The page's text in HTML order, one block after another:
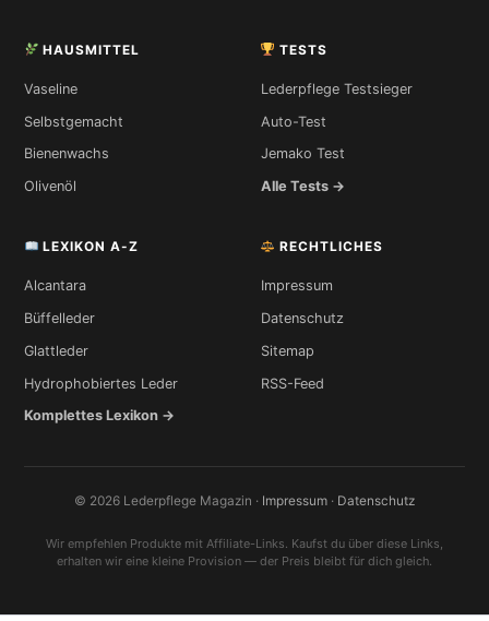
HAUSMITTEL
Vaseline
Selbstgemacht
Bienenwachs
Olivenöl
TESTS
Lederpflege Testsieger
Auto-Test
Jemako Test
Alle Tests →
LEXIKON A-Z
Alcantara
Büffelleder
Glattleder
Hydrophobiertes Leder
Komplettes Lexikon →
RECHTLICHES
Impressum
Datenschutz
Sitemap
RSS-Feed
© 2026 Lederpflege Magazin · Impressum · Datenschutz
Wir empfehlen Produkte mit Affiliate-Links. Kaufst du über diese Links,
erhalten wir eine kleine Provision — der Preis bleibt für dich gleich.